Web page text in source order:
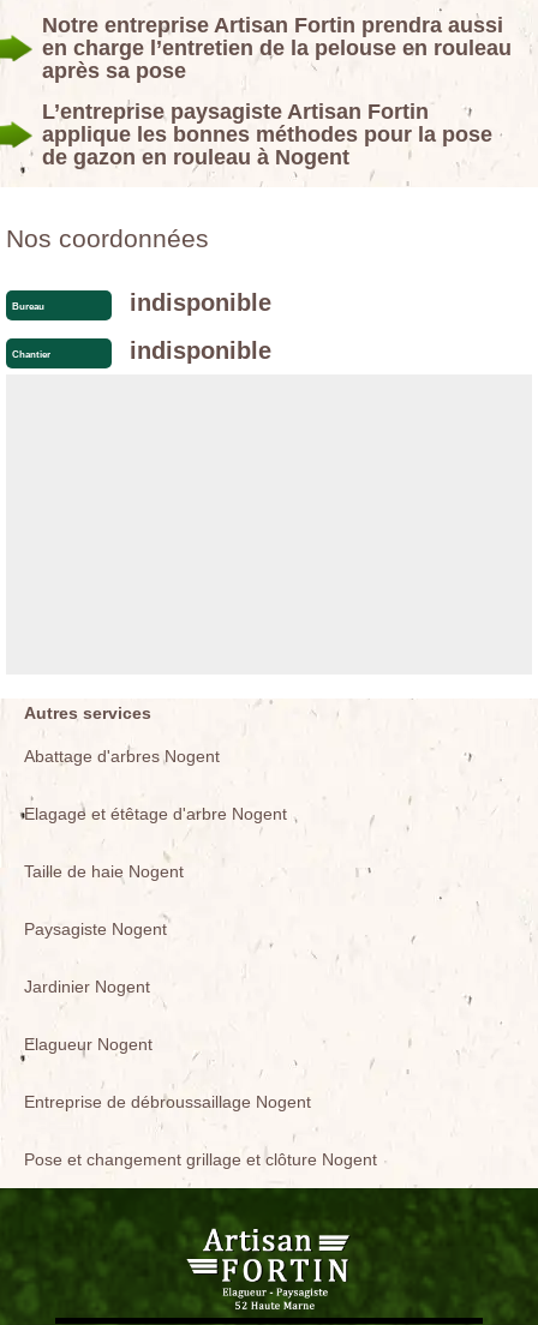
Notre entreprise Artisan Fortin prendra aussi
en charge l’entretien de la pelouse en rouleau
après sa pose
L’entreprise paysagiste Artisan Fortin
applique les bonnes méthodes pour la pose
de gazon en rouleau à Nogent
Nos coordonnées
Bureau indisponible
Chantier indisponible
Autres services
Abattage d'arbres Nogent
Elagage et étêtage d'arbre Nogent
Taille de haie Nogent
Paysagiste Nogent
Jardinier Nogent
Elagueur Nogent
Entreprise de débroussaillage Nogent
Pose et changement grillage et clôture Nogent